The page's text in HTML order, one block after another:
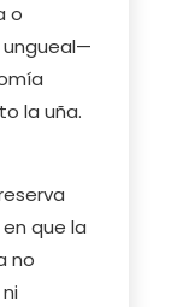
o
la uña.
que la
no